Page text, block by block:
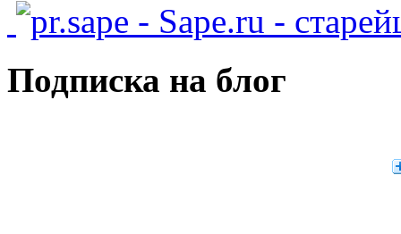
- Sape.ru -
Подписка на блог